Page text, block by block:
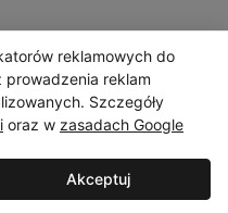
reklamowych do
reklam
Szczegóły
oraz w zasadach Google
Akceptuj